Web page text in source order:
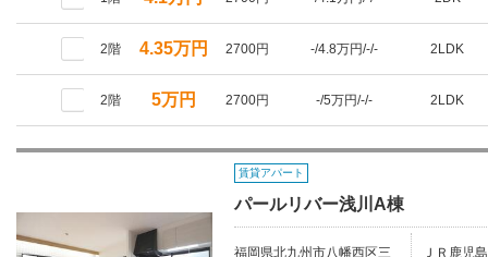
2階 4.35万円 2700円 -/4.8万円/-/- 2LDK
2階 5万円 2700円 -/5万円/-/- 2LDK
賃貸アパート
パールリバー浅川A棟
福岡県北九州市八幡西区三
ＪＲ鹿児